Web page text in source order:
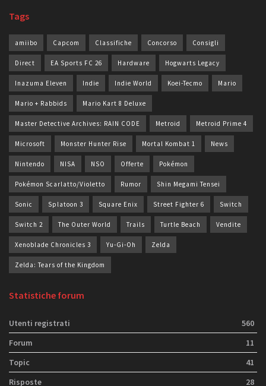
Tags
amiibo Capcom Classifiche Concorso Consigli
Direct EA Sports FC 26 Hardware Hogwarts Legacy
Inazuma Eleven Indie Indie World Koei-Tecmo Mario
Mario + Rabbids Mario Kart 8 Deluxe
Master Detective Archives: RAIN CODE Metroid Metroid Prime 4
Microsoft Monster Hunter Rise Mortal Kombat 1 News
Nintendo NISA NSO Offerte Pokémon
Pokémon Scarlatto/Violetto Rumor Shin Megami Tensei
Sonic Splatoon 3 Square Enix Street Fighter 6 Switch
Switch 2 The Outer World Trails Turtle Beach Vendite
Xenoblade Chronicles 3 Yu-Gi-Oh Zelda
Zelda: Tears of the Kingdom
Statistiche forum
Utenti registrati
560
Forum
11
Topic
41
Risposte
28